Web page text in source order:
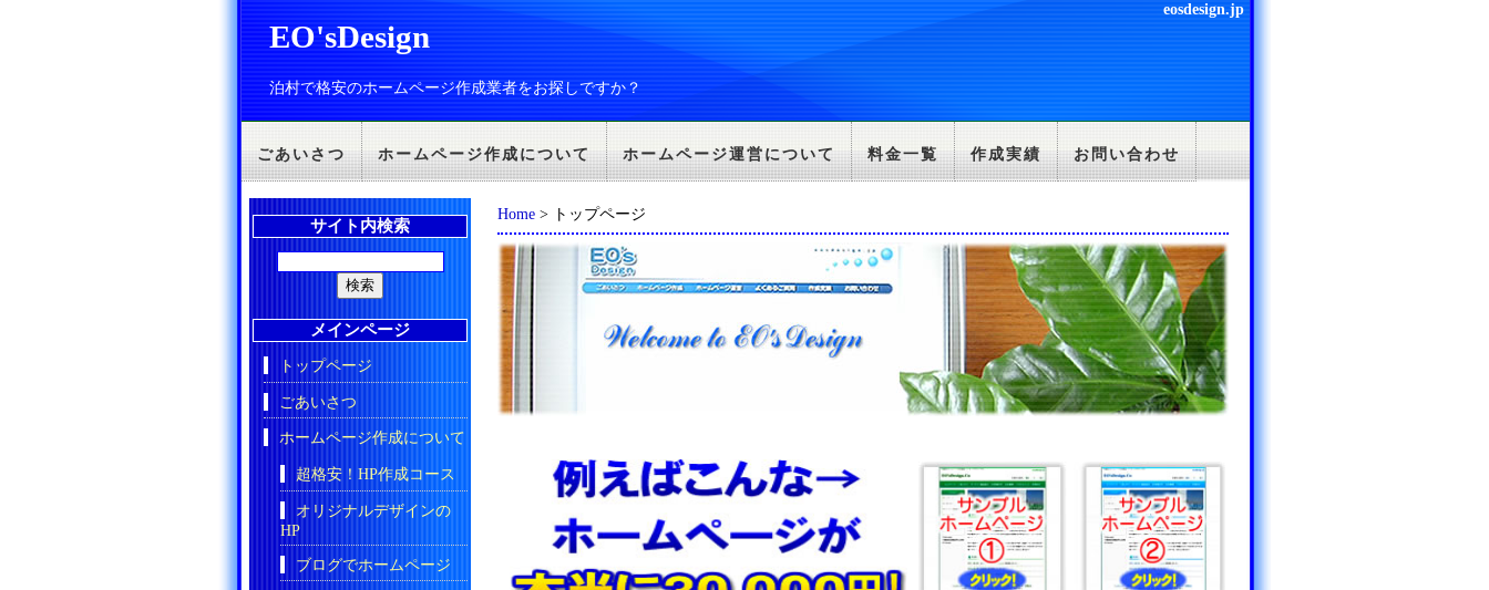
EO'sDesign
泊村で格安のホームページ作成業者をお探しですか？
eosdesign.jp
ごあいさつ ホームページ作成について ホームページ運営について 料金一覧 作成実績 お問い合わせ
Home > トップページ
サイト内検索
メインページ
トップページ
ごあいさつ
ホームページ作成について
超格安！HP作成コース
オリジナルデザインの
HP
ブログでホームページ